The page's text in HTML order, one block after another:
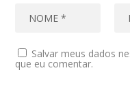
Salvar meus dados
que eu comentar.